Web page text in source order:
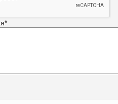
*